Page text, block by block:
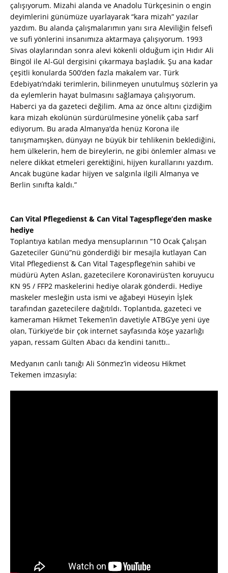
çalışıyorum. Mizahi alanda ve Anadolu Türkçesinin o engin
deyimlerini günümüze uyarlayarak “kara mizah” yazılar
yazdım. Bu alanda çalışmalarımın yanı sıra Aleviliğin felsefi
ve sufi yönlerini insanımıza aktarmaya çalışıyorum. 1993
Sivas olaylarından sonra alevi kökenli olduğum için Hıdır Ali
Bingöl ile Al-Gül dergisini çıkarmaya başladık. Şu ana kadar
çeşitli konularda 500’den fazla makalem var. Türk
Edebiyatı’ndaki terimlerin, bilinmeyen unutulmuş sözlerin ya
da eylemlerin hayat bulmasını sağlamaya çalışıyorum.
Haberci ya da gazeteci değilim. Ama az önce altını çizdiğim
kara mizah ekolünün sürdürülmesine yönelik çaba sarf
ediyorum. Bu arada Almanya’da henüz Korona ile
tanışmamışken, dünyayı ne büyük bir tehlikenin beklediğini,
hem ülkelerin, hem de bireylerin, ne gibi önlemler alması ve
nelere dikkat etmeleri gerektiğini, hijyen kurallarını yazdım.
Ancak bugüne kadar hijyen ve salgınla ilgili Almanya ve
Berlin sınıfta kaldı.”
Can Vital Pflegedienst & Can Vital Tagespflege’den maske
hediye
Toplantıya katılan medya mensuplarının “10 Ocak Çalışan
Gazeteciler Günü”nü gönderdiği bir mesajla kutlayan Can
Vital Pflegedienst & Can Vital Tagespflege’nin sahibi ve
müdürü Ayten Aslan, gazetecilere Koronavirüs’ten koruyucu
KN 95 / FFP2 maskelerini hediye olarak gönderdi. Hediye
maskeler mesleğin usta ismi ve ağabeyi Hüseyin İşlek
tarafından gazetecilere dağıtıldı. Toplantıda, gazeteci ve
kameraman Hikmet Tekemen’in davetiyle ATBG’ye yeni üye
olan, Türkiye’de bir çok internet sayfasında köşe yazarlığı
yapan, ressam Gülten Abacı da kendini tanıttı..
Medyanın canlı tanığı Ali Sönmez’in videosu Hikmet
Tekemen imzasıyla: